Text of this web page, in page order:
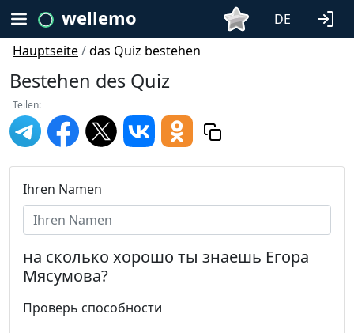
wellemo
DE
Hauptseite/das Quiz bestehen
Bestehen des Quiz
Teilen:
Ihren Namen
на сколько хорошо ты знаешь Егора
Мясумова?
Проверь способности